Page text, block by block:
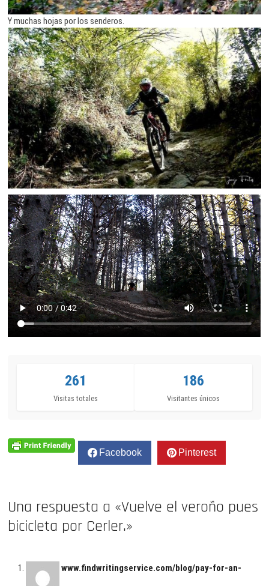
Y muchas hojas por los senderos.
261
Visitas totales
186
Visitantes únicos
Facebook Pinterest
Una respuesta a «Vuelve el veroño pues
bicicleta por Cerler.»
www.findwritingservice.com/blog/pay-for-an-